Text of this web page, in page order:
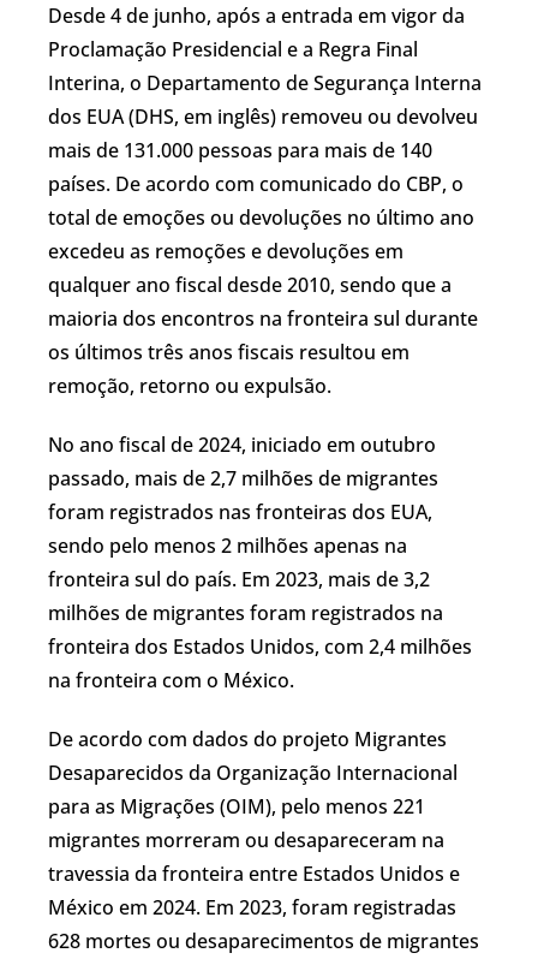
Desde 4 de junho, após a entrada em vigor da
Proclamação Presidencial e a Regra Final
Interina, o Departamento de Segurança Interna
dos EUA (DHS, em inglês) removeu ou devolveu
mais de 131.000 pessoas para mais de 140
países. De acordo com comunicado do CBP, o
total de emoções ou devoluções no último ano
excedeu as remoções e devoluções em
qualquer ano fiscal desde 2010, sendo que a
maioria dos encontros na fronteira sul durante
os últimos três anos fiscais resultou em
remoção, retorno ou expulsão.
No ano fiscal de 2024, iniciado em outubro
passado, mais de 2,7 milhões de migrantes
foram registrados nas fronteiras dos EUA,
sendo pelo menos 2 milhões apenas na
fronteira sul do país. Em 2023, mais de 3,2
milhões de migrantes foram registrados na
fronteira dos Estados Unidos, com 2,4 milhões
na fronteira com o México.
De acordo com dados do projeto Migrantes
Desaparecidos da Organização Internacional
para as Migrações (OIM), pelo menos 221
migrantes morreram ou desapareceram na
travessia da fronteira entre Estados Unidos e
México em 2024. Em 2023, foram registradas
628 mortes ou desaparecimentos de migrantes